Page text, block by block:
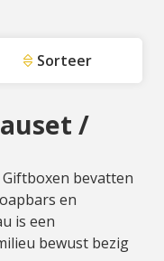
Sorteer
/
bevatten
en
is een
bewust bezig